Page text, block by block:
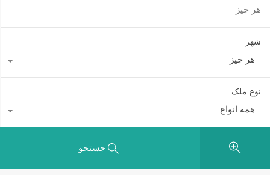
شهر
هر چیز
نوع ملک
همه انواع
جستجو